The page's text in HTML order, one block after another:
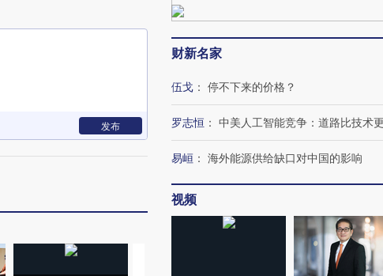
发布
财新名家
伍戈 ： 停不下来的价格？
罗志恒 ： 中美人工智能竞争：道路比技术
易峘 ： 海外能源供给缺口对中国的影响
视频